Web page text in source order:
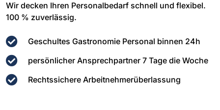
Wir decken Ihren Personalbedarf schnell und flexibel.
100 % zuverlässig.
Geschultes Gastronomie Personal binnen 24h
persönlicher Ansprechpartner 7 Tage die Woche
Rechtssichere Arbeitnehmerüberlassung